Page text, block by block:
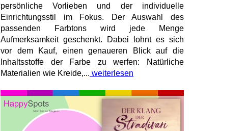
persönliche Vorlieben und der individuelle
Einrichtungsstil im Fokus. Der Auswahl des
passenden Farbtons wird jede Menge
Aufmerksamkeit geschenkt. Dabei lohnt es sich
vor dem Kauf, einen genaueren Blick auf die
Inhaltsstoffe der Farbe zu werfen: Natürliche
Materialien wie Kreide,... weiterlesen